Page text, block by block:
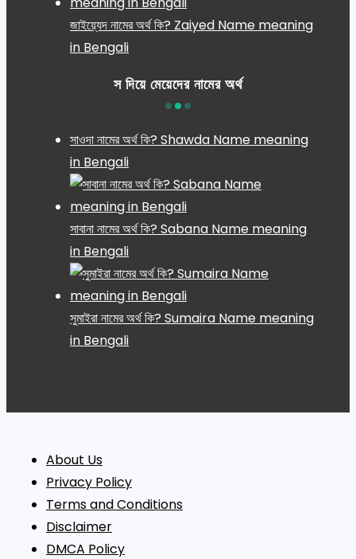
জাইয়্যেদ নামের অর্থ কি? Zaiyed Name meaning
in Bengali
স দিয়ে মেয়েদের নামের অর্থ
সাওদা নামের অর্থ কি? Shawda Name meaning
in Bengali
সাবানা নামের অর্থ কি? Sabana Name meaning
in Bengali
সুমাইরা নামের অর্থ কি? Sumaira Name meaning
in Bengali
About Us
Privacy Policy
Terms and Conditions
Disclaimer
DMCA Policy